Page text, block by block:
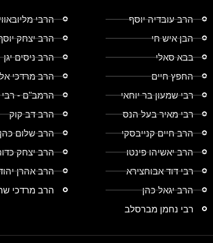
הרב עובדיה יוסף
הבן איש חי
בבא סאלי
החפץ חיים
רבי שמעון בר יוחאי
רבי מאיר בעל הנס
הרב חיים קנייבסקי
הרב יאשיהו פינטו
רבי דוד אבוחצירא
הרב יגאל כהן
רבי נחמן מברסלב
הרבי
הרב יצחק
הרב ניסים יגן
הרב מרדכי
הרמב"ם - רבי
הרב דב קוק
הרב שלום
הרב יצחק
הרב אהרן
הרב מרדכי